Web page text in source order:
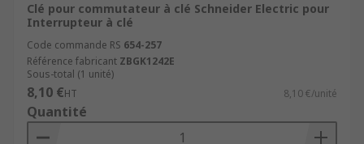
Clé pour commutateur à clé Schneider Electric pour
Interrupteur à clé
Code commande RS 654-257
Référence fabricant ZBGK1242E
Sous-total (1 unité)
8,10 €HT 8,10 €/unité
Quantité